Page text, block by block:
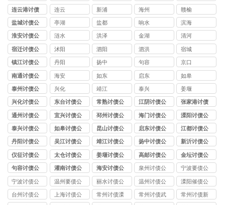
司
连云港讨债
公司
连云 新浦 海州 赣榆
盐城讨债公
司
亭湖 盐都 响水 滨海
淮安讨债公
司
涟水 洪泽 金湖 清河
宿迁讨债公
司
沭阳 泗阳 泗洪 宿城
镇江讨债公
司
丹阳 扬中 句容 京口
南通讨债公
司
海安 如东 启东 如皋
泰州讨债公
司
兴化 靖江 泰兴 姜堰
兴化讨债公
司
东台讨债公
司
常熟讨债公
司
江阴讨债公
司
张家港讨债
公司
通州讨债公
司
宜兴讨债公
司
邳州讨债公
司
海门讨债公
司
溧阳讨债公
司
泰兴讨债公
司
如皋讨债公
司
昆山讨债公
司
启东讨债公
司
江都讨债公
司
丹阳讨债公
司
吴江讨债公
司
靖江讨债公
司
扬中讨债公
司
新沂讨债公
司
仪征讨债公
司
太仓讨债公
司
姜堰讨债公
司
高邮讨债公
司
金坛讨债公
司
句容讨债公
司
灌南讨债公
司
海安讨债公
司
泉州讨债公
司
宁波要债公
司
宁波讨债公
司
温州要债公
司
丽水讨债公
司
温州讨债公
司
溧阳催债公
司
台州讨债公
上海讨债公
常州讨债溧
常州讨债武
常州讨债新